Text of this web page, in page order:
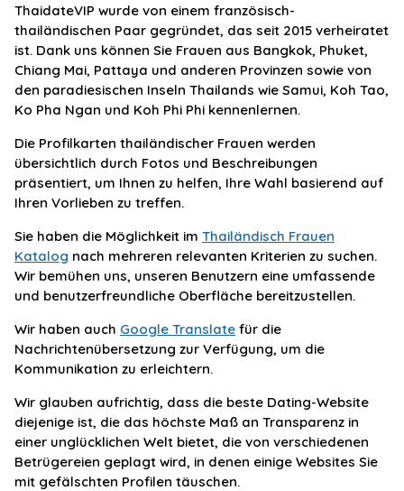
ThaidateVIP wurde von einem französisch-
thailändischen Paar gegründet, das seit 2015 verheiratet
ist. Dank uns können Sie Frauen aus Bangkok, Phuket,
Chiang Mai, Pattaya und anderen Provinzen sowie von
den paradiesischen Inseln Thailands wie Samui, Koh Tao,
Ko Pha Ngan und Koh Phi Phi kennenlernen.
Die Profilkarten thailändischer Frauen werden
übersichtlich durch Fotos und Beschreibungen
präsentiert, um Ihnen zu helfen, Ihre Wahl basierend auf
Ihren Vorlieben zu treffen.
Sie haben die Möglichkeit im Thailändisch Frauen
Katalog nach mehreren relevanten Kriterien zu suchen.
Wir bemühen uns, unseren Benutzern eine umfassende
und benutzerfreundliche Oberfläche bereitzustellen.
Wir haben auch Google Translate für die
Nachrichtenübersetzung zur Verfügung, um die
Kommunikation zu erleichtern.
Wir glauben aufrichtig, dass die beste Dating-Website
diejenige ist, die das höchste Maß an Transparenz in
einer unglücklichen Welt bietet, die von verschiedenen
Betrügereien geplagt wird, in denen einige Websites Sie
mit gefälschten Profilen täuschen.